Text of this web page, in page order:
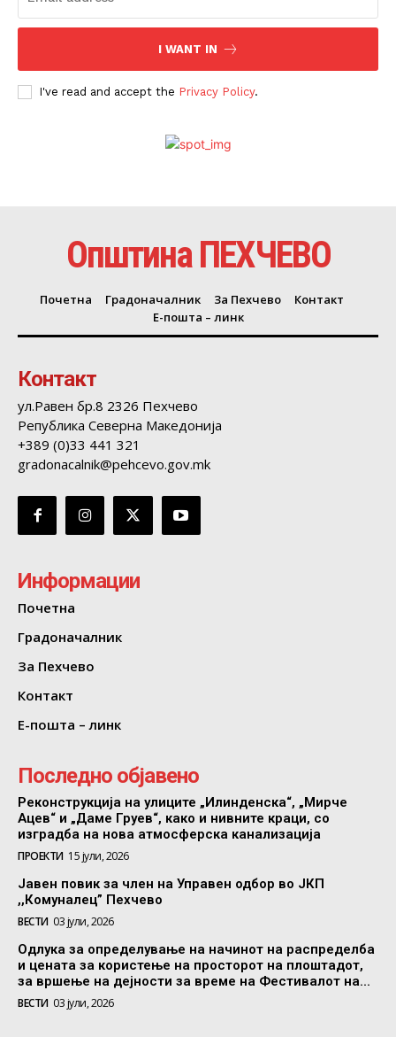
I WANT IN
I've read and accept the Privacy Policy.
Општина ПЕХЧЕВО
Почетна Градоначалник За Пехчево
Контакт
Е-пошта – линк
Контакт
ул.Равен бр.8 2326 Пехчево
Република Северна Македонија
+389 (0)33 441 321
gradonacalnik@pehcevo.gov.mk
Информации
Почетна
Градоначалник
За Пехчево
Контакт
Е-пошта – линк
Последно објавено
Реконструкција на улиците „Илинденска“, „Мирче
Ацев“ и „Даме Груев“, како и нивните краци, со
изградба на нова атмосферска канализација
ПРОЕКТИ 15 јули, 2026
Јавен повик за член на Управен одбор во ЈКП
,,Комуналец” Пехчево
ВЕСТИ 03 јули, 2026
Одлука за определување на начинот на распределба
и цената за користење на просторот на плоштадот,
за вршење на дејности за време на Фестивалот на...
ВЕСТИ 03 јули, 2026